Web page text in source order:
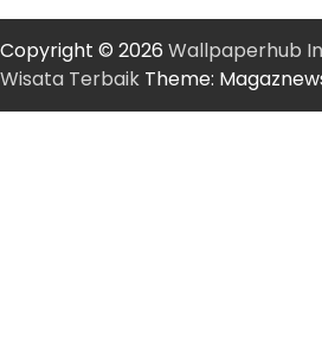
Copyright © 2026 Wallpaperhub
Wisata Terbaik Theme: